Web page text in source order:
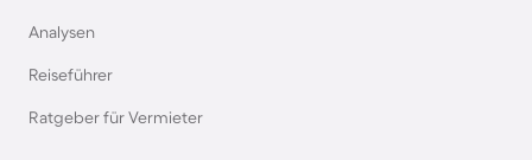
Villen in England
Analysen
Reiseführer
Ratgeber für Vermieter